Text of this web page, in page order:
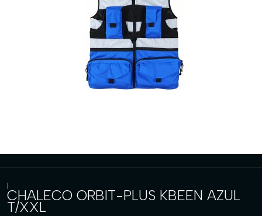
|
CHALECO ORBIT-PLUS KBEEN AZUL
T/XXL